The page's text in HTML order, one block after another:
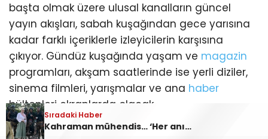
başta olmak üzere ulusal kanalların güncel
yayın akışları, sabah kuşağından gece yarısına
kadar farklı içeriklerle izleyicilerin karşısına
çıkıyor. Gündüz kuşağında yaşam ve magazin
programları, akşam saatlerinde ise yerli diziler,
sinema filmleri, yarışmalar ve ana haber
bültenleri ekranlarda olacak.
6 AĞUSTOS PERŞEMBE TV YAYIN AKIŞI
Sıradaki Haber
Kahraman mühendis… ‘Her anından keyif aldım’